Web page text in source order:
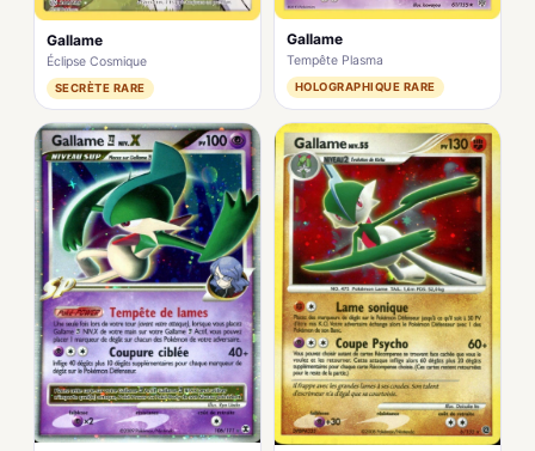
Gallame
Éclipse Cosmique
SECRÈTE RARE
Gallame
Tempête Plasma
HOLOGRAPHIQUE RARE